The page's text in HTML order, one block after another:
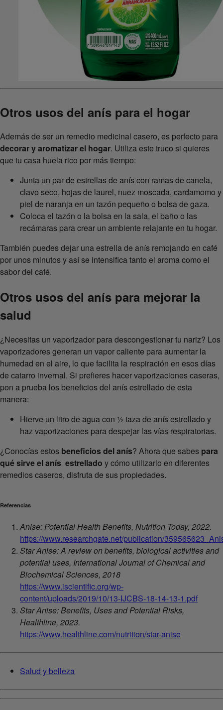
Otros usos del anís para el hogar
Además de ser un remedio medicinal casero, es perfecto para
decorar y aromatizar el hogar. Utiliza este truco si quieres
que tu casa huela rico por más tiempo:
Junta un par de estrellas de anís con ramas de canela,
clavo seco, hojas de laurel, nuez moscada, cardamomo y
piel de naranja en un tazón pequeño o bolsa de gaza.
Coloca el tazón o la bolsa en la sala, el baño o las
recámaras para crear un ambiente relajante en tu hogar.
También puedes dejar una estrella de anís remojando en café
por unos minutos y así se intensifica tanto el aroma como el
sabor del café.
Otros usos del anís para mejorar la
salud
¿Necesitas un vaporizador para descongestionar tu nariz? Los
vaporizadores generan un vapor caliente para aumentar la
humedad en el aire, lo que facilita la respiración en esos días
de catarro invernal. Si prefieres hacer vaporizaciones caseras,
pon a prueba los beneficios del anís estrellado de esta
manera:
Hierve un litro de agua con ½ taza de anís estrellado y
haz vaporizaciones para despejar las vías respiratorias.
¿Conocías estos beneficios del anís? Ahora que sabes para
qué sirve el anís estrellado y cómo utilizarlo en diferentes
remedios caseros, disfruta de sus propiedades.
Referencias
Anise: Potential Health Benefits, Nutrition Today, 2022.
https://www.researchgate.net/publication/
Star Anise: A review on benefits, biological activities and
potential uses, International Journal of Chemical and
Biochemical Sciences, 2018
https://www.iscientific.org/wp-
content/uploads/2019/10/13-IJCBS-18-14-13-1.pdf
Star Anise: Benefits, Uses and Potential Risks,
Healthline, 2023.
https://www.healthline.com/nutrition/star-anise
Salud y belleza